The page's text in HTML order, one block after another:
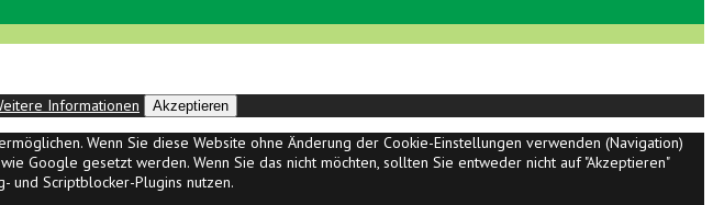
Informationen Akzeptieren
Wenn Sie diese Website ohne Änderung der Cookie-Einstellungen verwenden (Navigation)
Google gesetzt werden. Wenn Sie das nicht möchten, sollten Sie entweder nicht auf "Akzeptieren"
und Scriptblocker-Plugins nutzen.